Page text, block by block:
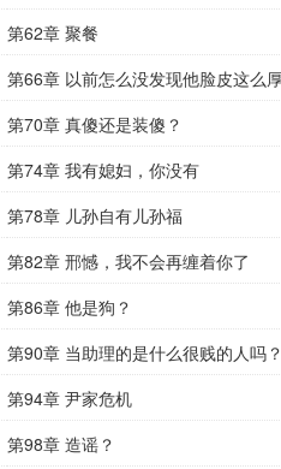
第62章 聚餐
第66章 以前怎么没发现他脸皮这么厚
第70章 真傻还是装傻？
第74章 我有媳妇，你没有
第78章 儿孙自有儿孙福
第82章 邢憾，我不会再缠着你了
第86章 他是狗？
第90章 当助理的是什么很贱的人吗？
第94章 尹家危机
第98章 造谣？